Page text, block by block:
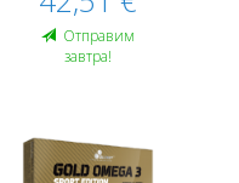
Oтправим
завтра!